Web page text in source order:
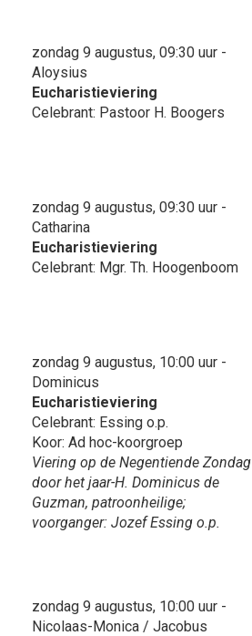
zondag 9 augustus, 09:30 uur -
Aloysius
Eucharistieviering
Celebrant: Pastoor H. Boogers
zondag 9 augustus, 09:30 uur -
Catharina
Eucharistieviering
Celebrant: Mgr. Th. Hoogenboom
zondag 9 augustus, 10:00 uur -
Dominicus
Eucharistieviering
Celebrant: Essing o.p.
Koor: Ad hoc-koorgroep
Viering op de Negentiende Zondag
door het jaar-H. Dominicus de
Guzman, patroonheilige;
voorganger: Jozef Essing o.p.
zondag 9 augustus, 10:00 uur -
Nicolaas-Monica / Jacobus